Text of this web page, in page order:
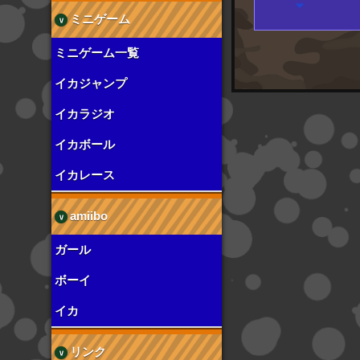
ミニゲーム
ミニゲーム一覧
イカジャンプ
イカラジオ
イカボール
イカレース
amiibo
ガール
ボーイ
イカ
リンク